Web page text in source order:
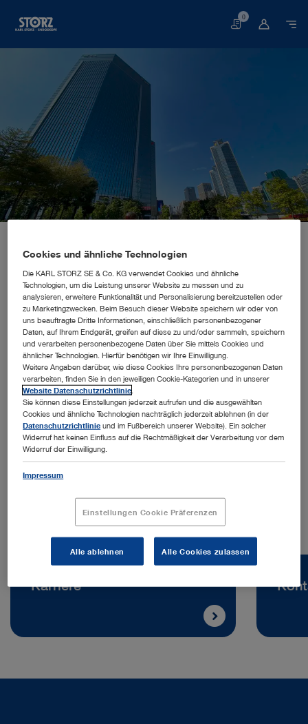
Warenkorb
0
VERTRIEBS- UND MARKETINGNIEDERLASSUNG
KARL STORZ Endoscopy
(Shanghai) Limited
Adresse:
KARL STORZ Endoscopy (Shanghai) Limited
No. 208 Tianhe Road, Tianhe District
510620 Guangzhou | China
Karriere
Cookies und ähnliche Technologien
Die KARL STORZ SE & Co. KG verwendet Cookies und ähnliche
Technologien, um die Leistung unserer Website zu messen und zu
analysieren, erweitere Funktionalität und Personalisierung bereitzustellen oder
zu Marketingzwecken. Beim Besuch dieser Website speichern wir oder von
uns beauftragte Dritte Informationen, einschließlich personenbezogener
Daten, auf Ihrem Endgerät, greifen auf diese zu und/oder sammeln, speichern
und verarbeiten personenbezogene Daten über Sie mittels Cookies und
ähnlicher Technologien. Hierfür benötigen wir Ihre Einwilligung.
Weitere Angaben darüber, wie diese Cookies Ihre personenbezogenen Daten
verarbeiten, finden Sie in den jeweiligen Cookie-Kategorien und in unserer
Website Datenschutzrichtlinie
Sie können diese Einstellungen jederzeit aufrufen und die ausgewählten
Cookies und ähnliche Technologien nachträglich jederzeit ablehnen (in der
Datenschutzrichtlinie und im Fußbereich unserer Website). Ein solcher
Widerruf hat keinen Einfluss auf die Rechtmäßigkeit der Verarbeitung vor dem
Widerruf der Einwilligung.
Impressum
Einstellungen Cookie Präferenzen
Alle ablehnen Alle Cookies zulassen